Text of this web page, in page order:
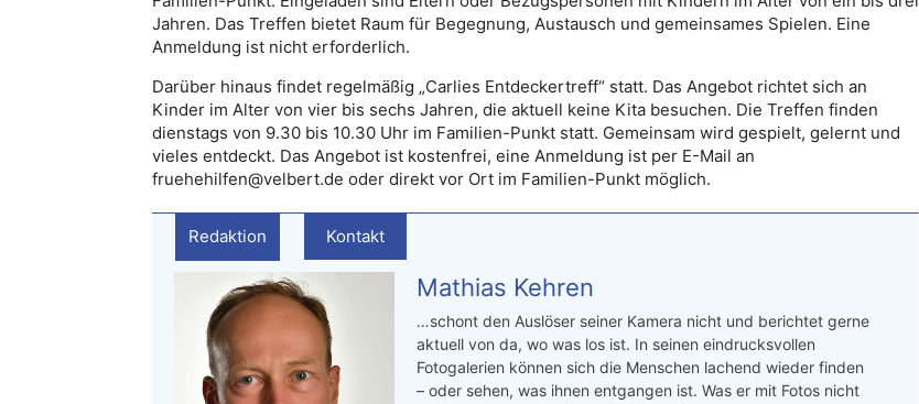
Jahren. Das Treffen bietet Raum für Begegnung, Austausch und gemeinsames Spielen. Eine
Anmeldung ist nicht erforderlich.
Darüber hinaus findet regelmäßig „Carlies Entdeckertreff“ statt. Das Angebot richtet sich an
Kinder im Alter von vier bis sechs Jahren, die aktuell keine Kita besuchen. Die Treffen finden
dienstags von 9.30 bis 10.30 Uhr im Familien-Punkt statt. Gemeinsam wird gespielt, gelernt und
vieles entdeckt. Das Angebot ist kostenfrei, eine Anmeldung ist per E-Mail an
fruehehilfen@velbert.de oder direkt vor Ort im Familien-Punkt möglich.
Redaktion Kontakt
Mathias Kehren
…schont den Auslöser seiner Kamera nicht und berichtet gerne
aktuell von da, wo was los ist. In seinen eindrucksvollen
Fotogalerien können sich die Menschen lachend wieder finden
– oder sehen, was ihnen entgangen ist. Was er mit Fotos nicht